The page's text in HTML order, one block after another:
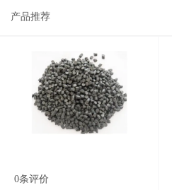
产品推荐
0条评价